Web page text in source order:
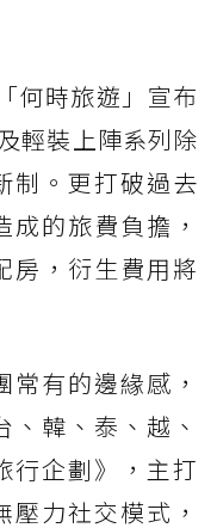
何時旅遊」宣布
輕裝上陣系列除
制。更打破過去
的旅費負擔，
房，衍生費用將
有的邊緣感，
韓、泰、越、
行企劃》，主打
壓力社交模式，